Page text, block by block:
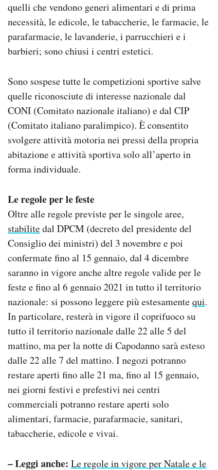
quelli che vendono generi alimentari e di prima
necessità, le edicole, le tabaccherie, le farmacie, le
parafarmacie, le lavanderie, i parrucchieri e i
barbieri; sono chiusi i centri estetici.
Sono sospese tutte le competizioni sportive salve
quelle riconosciute di interesse nazionale dal
CONI (Comitato nazionale italiano) e dal CIP
(Comitato italiano paralimpico). È consentito
svolgere attività motoria nei pressi della propria
abitazione e attività sportiva solo all’aperto in
forma individuale.
Le regole per le feste
Oltre alle regole previste per le singole aree,
stabilitedal DPCM (decreto del presidente del
Consiglio dei ministri) del 3 novembre e poi
confermate fino al 15 gennaio, dal 4 dicembre
saranno in vigore anche altre regole valide per le
feste e fino al 6 gennaio 2021 in tutto il territorio
nazionale: si possono leggere più estesamentequi.
In particolare, resterà in vigore il coprifuoco su
tutto il territorio nazionale dalle 22 alle 5 del
mattino, ma per la notte di Capodanno sarà esteso
dalle 22 alle 7 del mattino. I negozi potranno
restare aperti fino alle 21 ma, fino al 15 gennaio,
nei giorni festivi e prefestivi nei centri
commerciali potranno restare aperti solo
alimentari, farmacie, parafarmacie, sanitari,
tabaccherie, edicole e vivai.
– Leggi anche: Le regole in vigore per Natale e le